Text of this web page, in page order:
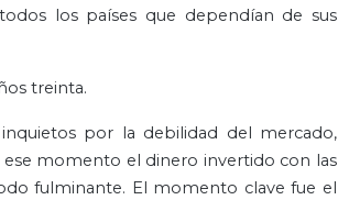
los países que dependían de sus
treinta.
por la debilidad del mercado,
momento el dinero invertido con las
fulminante. El momento clave fue el